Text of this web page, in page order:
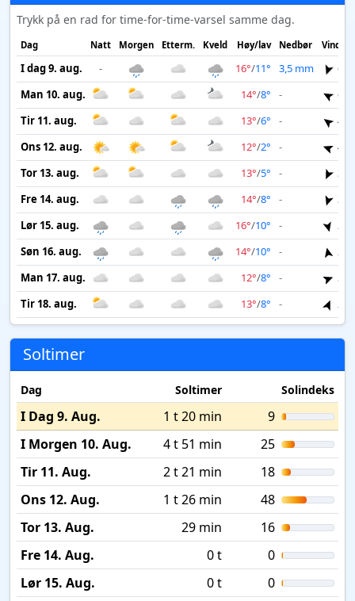
Trykk på en rad for time-for-time-varsel samme dag.
Dag Natt Morgen Etterm. Kveld Høy/lav Nedbør Vind
I dag 9. aug. - 16°/11° 3,5 mm
6
Man 10. aug.
14°/8° -
6
Tir 11. aug.
13°/6° -
4
Ons 12. aug.
12°/2° -
4
Tor 13. aug.
13°/5° -
3
Fre 14. aug.
14°/8° -
3
Lør 15. aug.
16°/10° -
2
Søn 16. aug.
14°/10° -
2
Man 17. aug.
12°/8° -
2
Tir 18. aug.
13°/8° - 2
Soltimer
Dag Soltimer Solindeks
I Dag 9. Aug. 1 t 20 min
9
I Morgen 10. Aug.
4 t 51 min
25
Tir 11. Aug.
2 t 21 min
18
Ons 12. Aug.
1 t 26 min
48
Tor 13. Aug.
29 min
16
Fre 14. Aug.
0 t
0
Lør 15. Aug.
0 t
0